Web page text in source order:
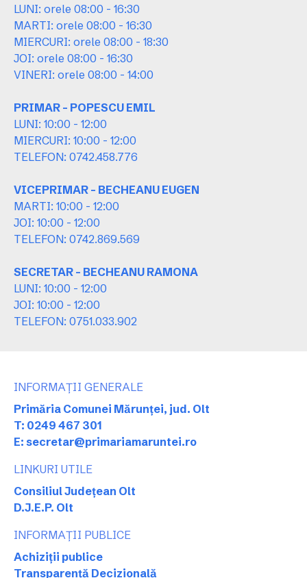
LUNI: orele 08:00 - 16:30
MARTI: orele 08:00 - 16:30
MIERCURI: orele 08:00 - 18:30
JOI: orele 08:00 - 16:30
VINERI: orele 08:00 - 14:00
PRIMAR - POPESCU EMIL
LUNI: 10:00 - 12:00
MIERCURI: 10:00 - 12:00
TELEFON: 0742.458.776
VICEPRIMAR - BECHEANU EUGEN
MARTI: 10:00 - 12:00
JOI: 10:00 - 12:00
TELEFON: 0742.869.569
SECRETAR - BECHEANU RAMONA
LUNI: 10:00 - 12:00
JOI: 10:00 - 12:00
TELEFON: 0751.033.902
INFORMAȚII GENERALE
Primăria Comunei Mărunței, jud. Olt
T: 0249 467 301
E: secretar@primariamaruntei.ro
LINKURI UTILE
Consiliul Județean Olt
D.J.E.P. Olt
INFORMAȚII PUBLICE
Achiziții publice
Transparență Decizională